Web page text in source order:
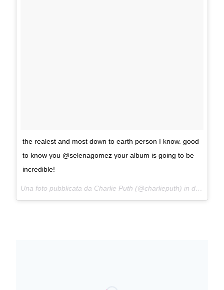
the realest and most down to earth person I know. good
to know you @selenagomez your album is going to be
incredible!
Una foto pubblicata da Charlie Puth (@charlieputh) in data: